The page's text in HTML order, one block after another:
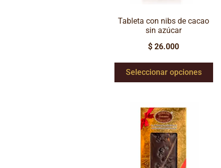
Tableta con nibs de cacao
sin azúcar
$ 26.000
Seleccionar opciones